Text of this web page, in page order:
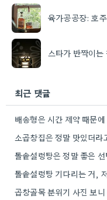
육가공공장: 호
스타가 반짝이
최근 댓글
소곱창집은 정말 맛있더